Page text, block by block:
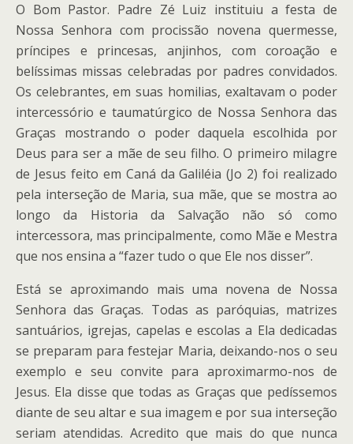
O Bom Pastor. Padre Zé Luiz instituiu a festa de
Nossa Senhora com procissão novena quermesse,
príncipes e princesas, anjinhos, com coroação e
belíssimas missas celebradas por padres convidados.
Os celebrantes, em suas homilias, exaltavam o poder
intercessório e taumatúrgico de Nossa Senhora das
Graças mostrando o poder daquela escolhida por
Deus para ser a mãe de seu filho. O primeiro milagre
de Jesus feito em Caná da Galiléia (Jo 2) foi realizado
pela interseção de Maria, sua mãe, que se mostra ao
longo da Historia da Salvação não só como
intercessora, mas principalmente, como Mãe e Mestra
que nos ensina a “fazer tudo o que Ele nos disser”.
Está se aproximando mais uma novena de Nossa
Senhora das Graças. Todas as paróquias, matrizes
santuários, igrejas, capelas e escolas a Ela dedicadas
se preparam para festejar Maria, deixando-nos o seu
exemplo e seu convite para aproximarmo-nos de
Jesus. Ela disse que todas as Graças que pedíssemos
diante de seu altar e sua imagem e por sua interseção
seriam atendidas. Acredito que mais do que nunca